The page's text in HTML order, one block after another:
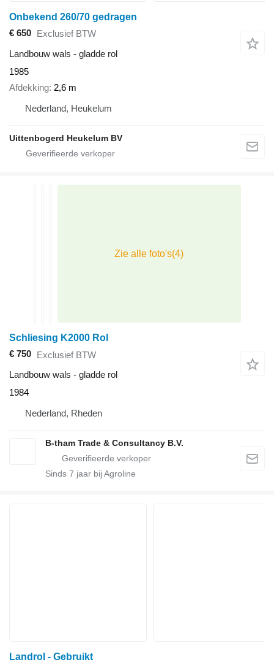
Onbekend 260/70 gedragen
€ 650 Exclusief BTW
Landbouw wals - gladde rol
1985
Afdekking 2,6 m
Nederland, Heukelum
Uittenbogerd Heukelum BV
Schliesing K2000 Rol
€ 750 Exclusief BTW
Landbouw wals - gladde rol
1984
Nederland, Rheden
B-tham Trade & Consultancy B.V.
Sinds 7 jaar bij Agroline
Landrol - Gebruikt